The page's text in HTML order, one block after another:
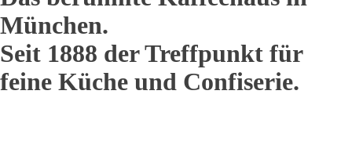
München.
Seit 1888 der Treffpunkt für
feine Küche und Confiserie.